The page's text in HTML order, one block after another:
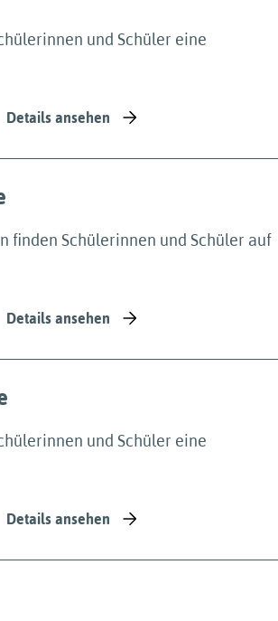
und Schüler eine
Details ansehen
finden Schülerinnen und Schüler auf
Details ansehen
und Schüler eine
Details ansehen